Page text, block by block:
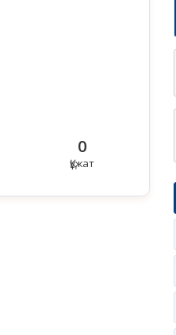
0
Құжат